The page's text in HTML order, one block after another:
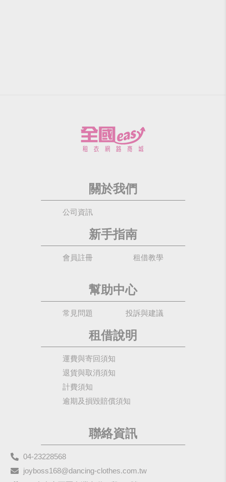
關於我們
公司資訊
新手指南
會員註冊 租借教學
幫助中心
常見問題 投訴與建議
租借說明
運費與寄回須知
退貨與取消須知
計費須知
逾期及損毀賠償須知
聯絡資訊
04-23228568
joyboss168@dancing-clothes.com.tw